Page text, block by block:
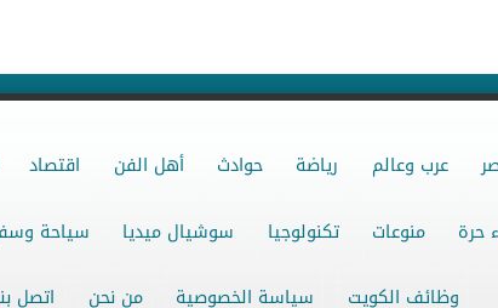
عرب وعالم رياضة حوادث أهل الفن اقتصاد
حرة منوعات تكنولوجيا سوشيال ميديا سياحة
وظائف الكويت سياسة الخصوصية من نحن اتصل